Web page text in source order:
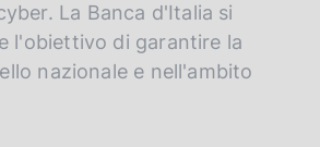
La Banca d'Italia si
l'obiettivo di garantire la
nazionale e nell'ambito